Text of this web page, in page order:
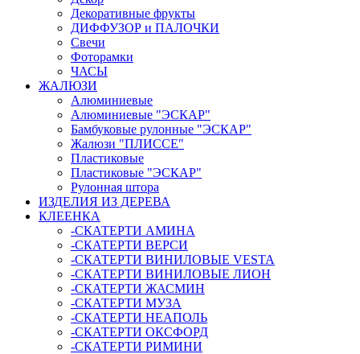
Декоративные фрукты
ДИФФУЗОР и ПАЛОЧКИ
Свечи
Фоторамки
ЧАСЫ
ЖАЛЮЗИ
Алюминиевые
Алюминиевые "ЭСКАР"
Бамбуковые рулонные "ЭСКАР"
Жалюзи "ПЛИССЕ"
Пластиковые
Пластиковые "ЭСКАР"
Рулонная штора
ИЗДЕЛИЯ ИЗ ДЕРЕВА
КЛЕЕНКА
-СКАТЕРТИ АМИНА
-СКАТЕРТИ ВЕРСИ
-СКАТЕРТИ ВИНИЛОВЫЕ VESTA
-СКАТЕРТИ ВИНИЛОВЫЕ ЛИОН
-СКАТЕРТИ ЖАСМИН
-СКАТЕРТИ МУЗА
-СКАТЕРТИ НЕАПОЛЬ
-СКАТЕРТИ ОКСФОРД
-СКАТЕРТИ РИМИНИ